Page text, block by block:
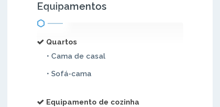
Equipamentos
Quartos
• Cama de casal
• Sofá-cama
Equipamento de cozinha